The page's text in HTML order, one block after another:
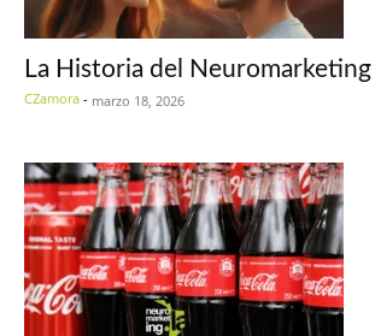
La Historia del Neuromarketing
CZamora - marzo 18, 2026